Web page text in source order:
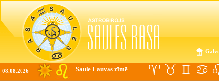
08.08.2026 Saule Lauvas zīmē